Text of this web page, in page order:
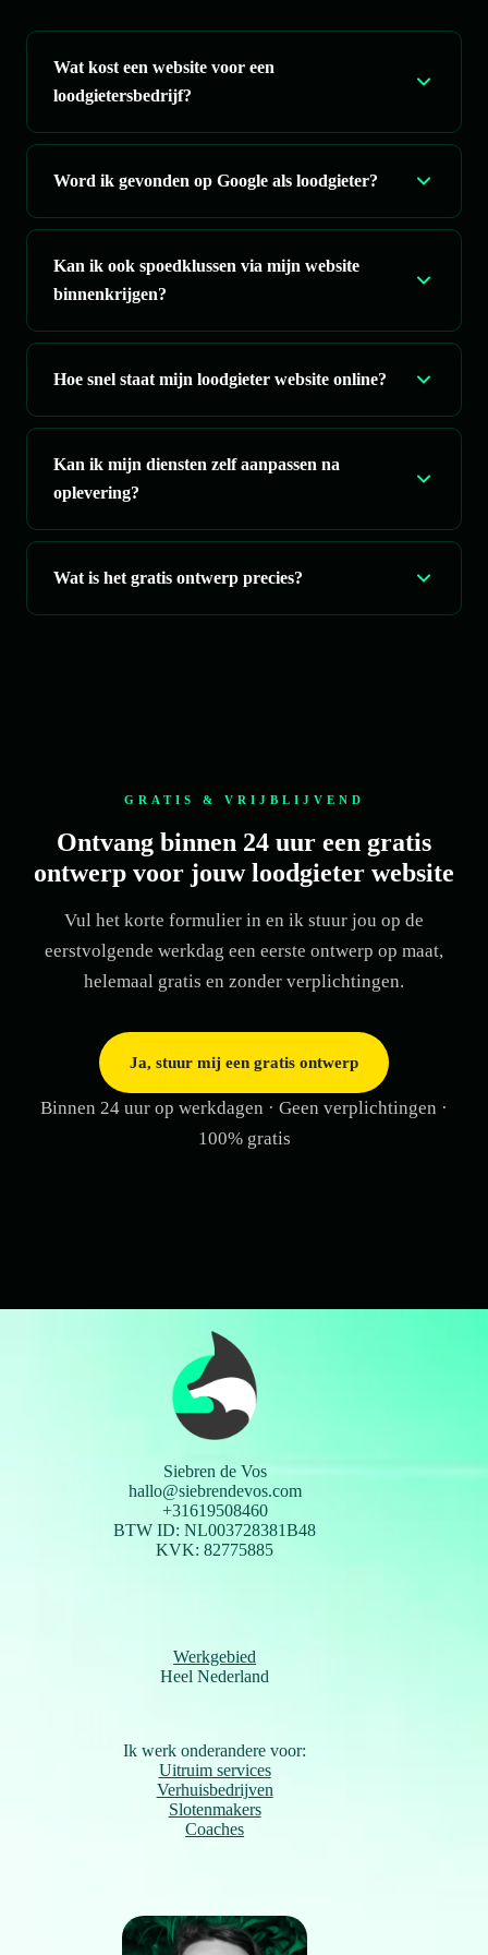
Wat kost een website voor een
loodgietersbedrijf?
Word ik gevonden op Google als loodgieter?
Kan ik ook spoedklussen via mijn website
binnenkrijgen?
Hoe snel staat mijn loodgieter website online?
Kan ik mijn diensten zelf aanpassen na
oplevering?
Wat is het gratis ontwerp precies?
GRATIS & VRIJBLIJVEND
Ontvang binnen 24 uur een gratis
ontwerp voor jouw loodgieter website
Vul het korte formulier in en ik stuur jou op de
eerstvolgende werkdag een eerste ontwerp op maat,
helemaal gratis en zonder verplichtingen.
Ja, stuur mij een gratis ontwerp
Binnen 24 uur op werkdagen · Geen verplichtingen ·
100% gratis
Siebren de Vos
hallo@siebrendevos.com
+31619508460
BTW ID: NL003728381B48
KVK: 82775885
Werkgebied
Heel Nederland
Ik werk onderandere voor:
Uitruim services
Verhuisbedrijven
Slotenmakers
Coaches